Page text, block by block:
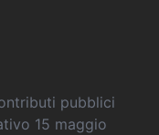
pubblici
15 maggio